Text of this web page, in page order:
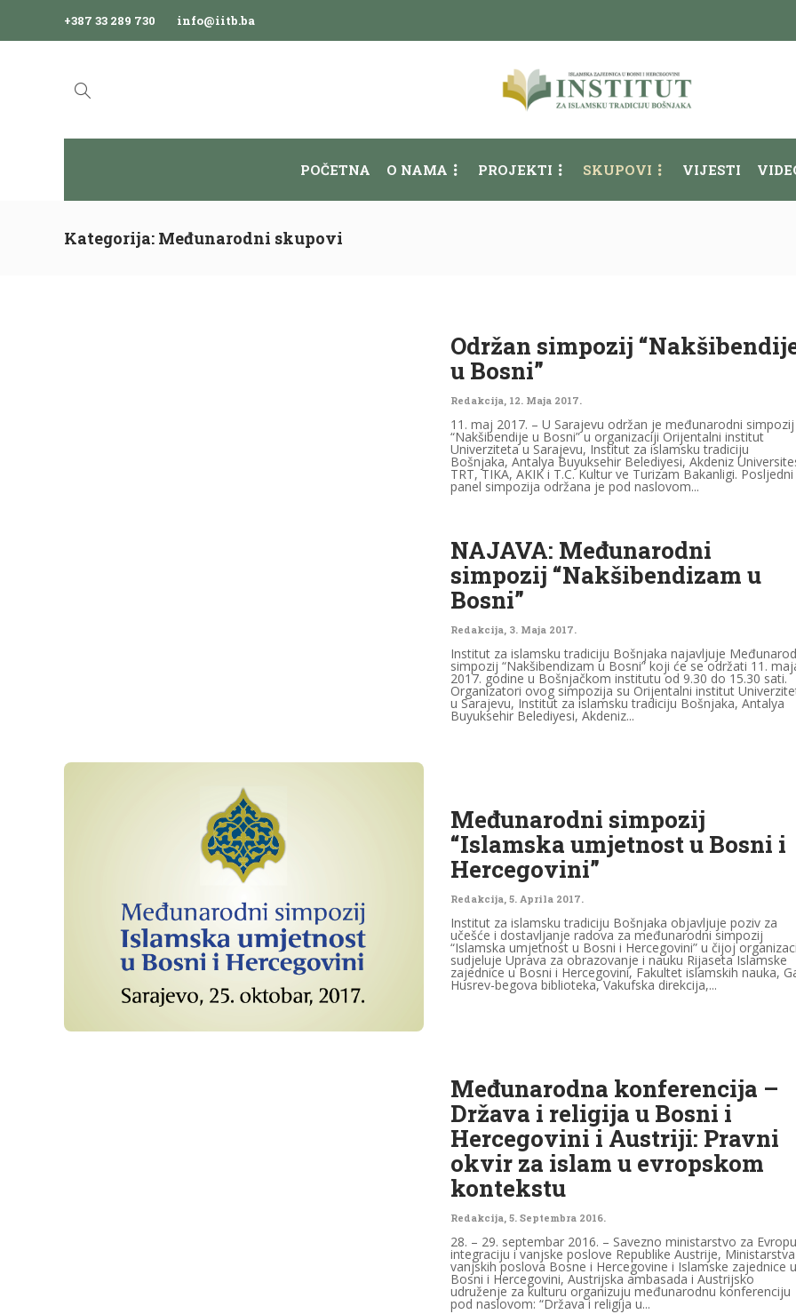
+387 33 289 730 info@iitb.ba
POČETNA O NAMA PROJEKTI SKUPOVI VIJESTI
Kategorija: Međunarodni skupovi
Održan simpozij
u Bosni”
Redakcija, 12. Maja 2017.
11. maj 2017. – U Sarajevu održan je međunarodni simpozij
“Nakšibendije u Bosni” u organizaciji Orijentalni institut
Univerziteta u Sarajevu, Institut za islamsku tradiciju
Bošnjaka, Antalya Buyuksehir Belediyesi, Akdeniz
TRT, TIKA, AKIK i T.C. Kultur ve Turizam Bakanligi. Posljedni
panel simpozija održana je pod naslovom...
NAJAVA: Međunarodni
simpozij “Nakšibendizam u
Bosni”
Redakcija, 3. Maja 2017.
Institut za islamsku tradiciju Bošnjaka najavljuje
simpozij “Nakšibendizam u Bosni” koji će se održati 11.
2017. godine u Bošnjačkom institutu od 9.30 do 15.30 sati.
Organizatori ovog simpozija su Orijentalni institut
u Sarajevu, Institut za islamsku tradiciju Bošnjaka, Antalya
Buyuksehir Belediyesi, Akdeniz...
Međunarodni simpozij
“Islamska umjetnost u Bosni i
Hercegovini”
Redakcija, 5. Aprila 2017.
Institut za islamsku tradiciju Bošnjaka objavljuje poziv za
učešće i dostavljanje radova za međunarodni simpozij
“Islamska umjetnost u Bosni i Hercegovini” u čijoj
sudjeluje Uprava za obrazovanje i nauku Rijaseta Islamske
zajednice u Bosni i Hercegovini, Fakultet islamskih nauka,
Husrev-begova biblioteka, Vakufska direkcija,...
Međunarodna konferencija –
Država i religija u Bosni i
Hercegovini i Austriji: Pravni
okvir za islam u evropskom
kontekstu
Redakcija, 5. Septembra 2016.
28. – 29. septembar 2016. – Savezno ministarstvo za
integraciju i vanjske poslove Republike Austrije, Ministarstva
vanjskih poslova Bosne i Hercegovine i Islamske zajednice u
Bosni i Hercegovini, Austrijska ambasada i Austrijsko
udruženje za kulturu organizuju međunarodnu konferenciju
pod naslovom: “Država i religija u...